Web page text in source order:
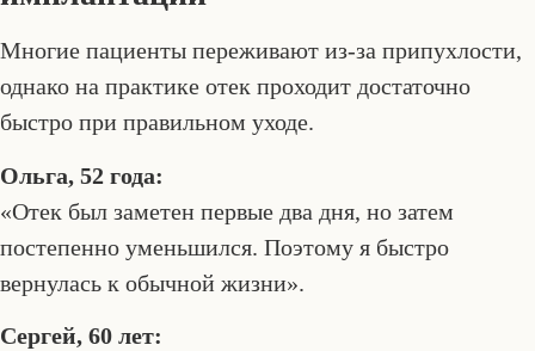
Многие пациенты переживают из-за припухлости,
однако на практике отек проходит достаточно
быстро при правильном уходе.
Ольга, 52 года:
«Отек был заметен первые два дня, но затем
постепенно уменьшился. Поэтому я быстро
вернулась к обычной жизни».
Сергей, 60 лет: